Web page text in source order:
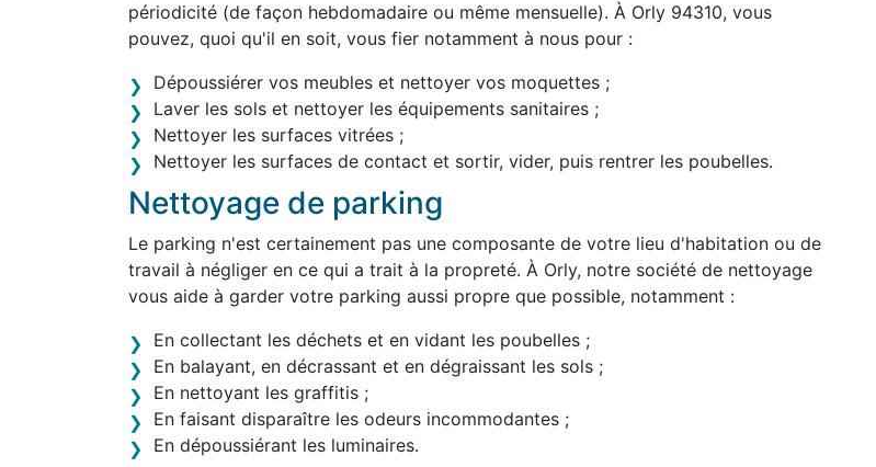
périodicité (de façon hebdomadaire ou même mensuelle). À Orly 94310, vous
pouvez, quoi qu'il en soit, vous fier notamment à nous pour :
Dépoussiérer vos meubles et nettoyer vos moquettes ;
Laver les sols et nettoyer les équipements sanitaires ;
Nettoyer les surfaces vitrées ;
Nettoyer les surfaces de contact et sortir, vider, puis rentrer les poubelles.
Nettoyage de parking
Le parking n'est certainement pas une composante de votre lieu d'habitation ou de
travail à négliger en ce qui a trait à la propreté. À Orly, notre société de nettoyage
vous aide à garder votre parking aussi propre que possible, notamment :
En collectant les déchets et en vidant les poubelles ;
En balayant, en décrassant et en dégraissant les sols ;
En nettoyant les graffitis ;
En faisant disparaître les odeurs incommodantes ;
En dépoussiérant les luminaires.